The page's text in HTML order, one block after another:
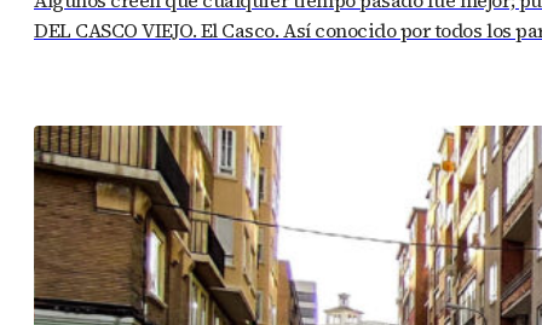
DEL CASCO VIEJO. El Casco. Así conocido por todos